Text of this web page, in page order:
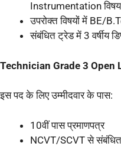
Instrumentation
उपरोक्त विषयों में BE/
संबंधित ट्रेड में 3 वर्षीय
Technician Grade 3 Open
इस पद के लिए उम्मीदवार के पास:
10वीं पास प्रमाणपत्र
NCVT/SCVT से